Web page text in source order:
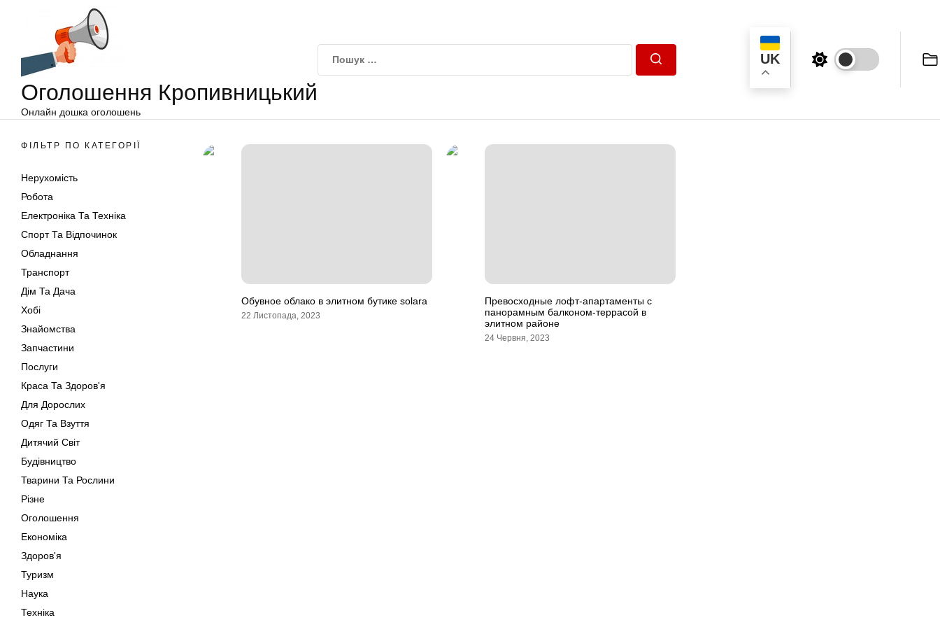
Оголошення Кропивницький
Онлайн дошка оголошень
UK
ФІЛЬТР ПО КАТЕГОРІЇ
Нерухомість
Робота
Електроніка Та Техніка
Спорт Та Відпочинок
Обладнання
Транспорт
Дім Та Дача
Хобі
Знайомства
Запчастини
Послуги
Краса Та Здоров'я
Для Дорослих
Одяг Та Взуття
Дитячий Світ
Будівництво
Тварини Та Рослини
Різне
Оголошення
Економіка
Здоров'я
Туризм
Наука
Техніка
Обувное облако в элитном бутике solara
22 Листопада, 2023
Превосходные лофт-апартаменты с
панорамным балконом-террасой в
элитном районе
24 Червня, 2023